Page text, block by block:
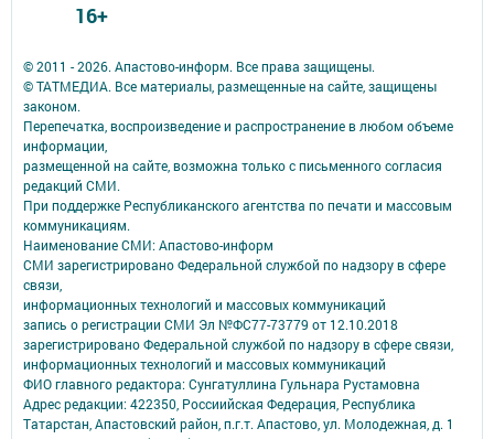
© 2011 - 2026. Апастово-информ. Все права защищены.
© ТАТМЕДИА. Все материалы, размещенные на сайте, защищены
законом.
Перепечатка, воспроизведение и распространение в любом объеме
информации,
размещенной на сайте, возможна только с письменного согласия
редакций СМИ.
При поддержке Республиканского агентства по печати и массовым
коммуникациям.
Наименование СМИ: Апастово-информ
СМИ зарегистрировано Федеральной службой по надзору в сфере
связи,
информационных технологий и массовых коммуникаций
запись о регистрации СМИ Эл №ФС77-73779 от 12.10.2018
зарегистрировано Федеральной службой по надзору в сфере связи,
информационных технологий и массовых коммуникаций
ФИО главного редактора: Сунгатуллина Гульнара Рустамовна
Адрес редакции: 422350, Россиийская Федерация, Республика
Татарстан, Апастовский район, п.г.т. Апастово, ул. Молодежная, д. 1
16+